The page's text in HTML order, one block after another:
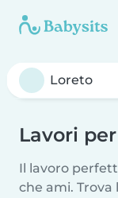
Lavori
Il lavoro
che ami.